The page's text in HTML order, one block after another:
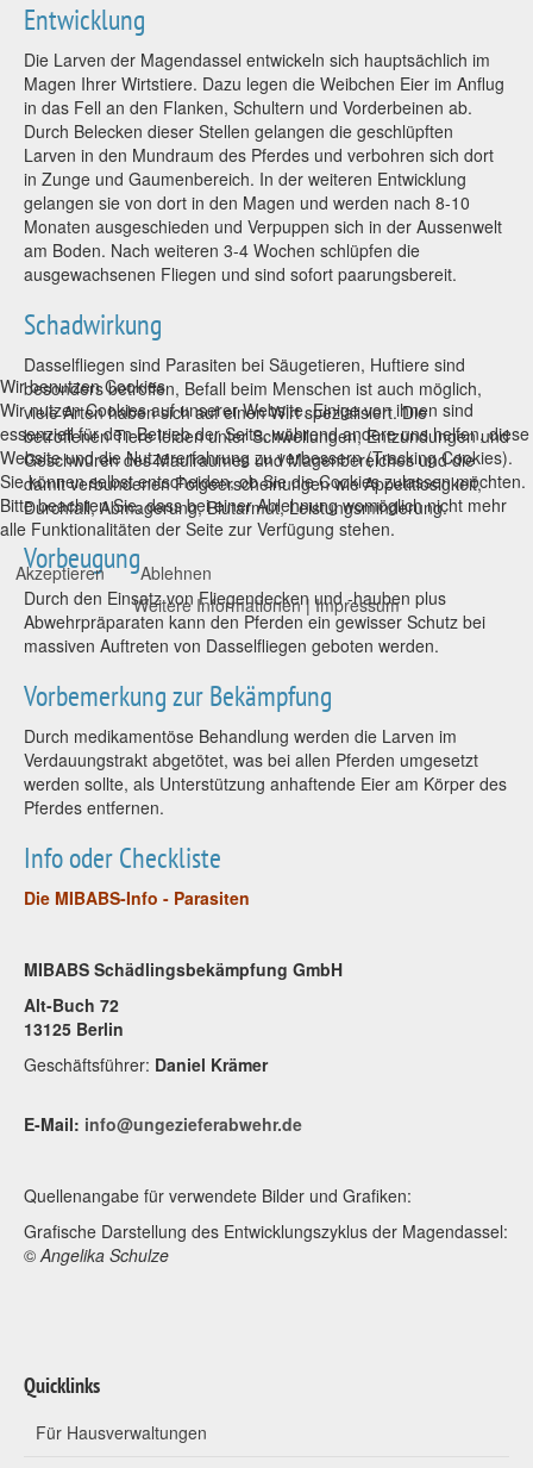
Entwicklung
Die Larven der Magendassel entwickeln sich hauptsächlich im
Magen Ihrer Wirtstiere. Dazu legen die Weibchen Eier im Anflug
in das Fell an den Flanken, Schultern und Vorderbeinen ab.
Durch Belecken dieser Stellen gelangen die geschlüpften
Larven in den Mundraum des Pferdes und verbohren sich dort
in Zunge und Gaumenbereich. In der weiteren Entwicklung
gelangen sie von dort in den Magen und werden nach 8-10
Monaten ausgeschieden und Verpuppen sich in der Aussenwelt
am Boden. Nach weiteren 3-4 Wochen schlüpfen die
ausgewachsenen Fliegen und sind sofort paarungsbereit.
Schadwirkung
Dasselfliegen sind Parasiten bei Säugetieren, Huftiere sind
besonders betroffen, Befall beim Menschen ist auch möglich,
viele Arten haben sich auf einen Wirt spezialisiert. Die
betroffenen Tiere leiden unter Schwellungen, Entzündungen und
Geschwüren des Maulraumes und Magenbereiches und die
damit verbundenen Folgeerscheinungen wie Appetitlosigkeit,
Durchfall, Abmagerung, Blutarmut, Leistungsminderung.
Vorbeugung
Durch den Einsatz von Fliegendecken und -hauben plus
Abwehrpräparaten kann den Pferden ein gewisser Schutz bei
massiven Auftreten von Dasselfliegen geboten werden.
Vorbemerkung zur Bekämpfung
Durch medikamentöse Behandlung werden die Larven im
Verdauungstrakt abgetötet, was bei allen Pferden umgesetzt
werden sollte, als Unterstützung anhaftende Eier am Körper des
Pferdes entfernen.
Info oder Checkliste
Die MIBABS-Info - Parasiten
MIBABS Schädlingsbekämpfung GmbH
Alt-Buch 72
13125 Berlin
Geschäftsführer: Daniel Krämer
E-Mail: info@ungezieferabwehr.de
Quellenangabe für verwendete Bilder und Grafiken:
Grafische Darstellung des Entwicklungszyklus der Magendassel:
©Angelika Schulze
Quicklinks
Für Hausverwaltungen
Wir benutzen Cookies
Wir nutzen Cookies auf unserer Website. Einige von ihnen sind
essenziell für den Betrieb der Seite, während andere uns helfen, diese
Website und die Nutzererfahrung zu verbessern (Tracking Cookies).
Sie können selbst entscheiden, ob Sie die Cookies zulassen möchten.
Bitte beachten Sie, dass bei einer Ablehnung womöglich nicht mehr
alle Funktionalitäten der Seite zur Verfügung stehen.
Akzeptieren
Ablehnen
Weitere Informationen| Impressum